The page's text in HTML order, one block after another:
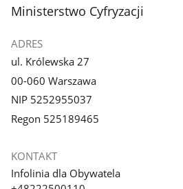
stopka
Ministerstwo Cyfryzacji
ADRES
ul. Królewska 27
00-060 Warszawa
NIP 5252955037
Regon 525189465
KONTAKT
Infolinia dla Obywatela